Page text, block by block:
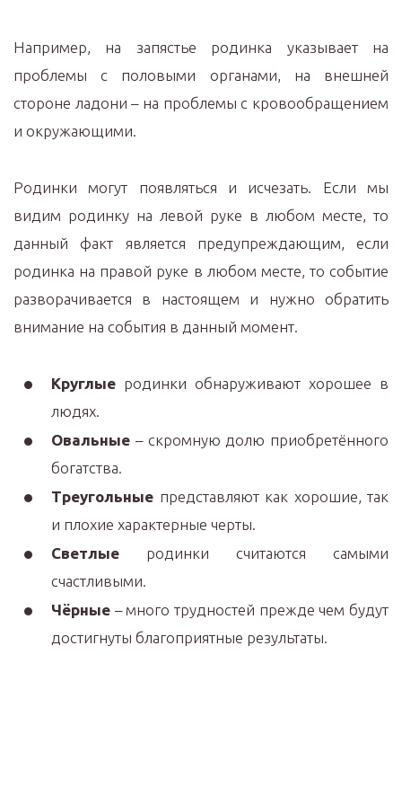
Например, на запястье родинка указывает на
проблемы с половыми органами, на внешней
стороне ладони – на проблемы с кровообращением
и окружающими.
Родинки могут появляться и исчезать. Если мы
видим родинку на левой руке в любом месте, то
данный факт является предупреждающим, если
родинка на правой руке в любом месте, то событие
разворачивается в настоящем и нужно обратить
внимание на события в данный момент.
Круглые родинки обнаруживают хорошее в
людях.
Овальные – скромную долю приобретённого
богатства.
Треугольные представляют как хорошие, так
и плохие характерные черты.
Светлые родинки считаются самыми
счастливыми.
Чёрные – много трудностей прежде чем будут
достигнуты благоприятные результаты.